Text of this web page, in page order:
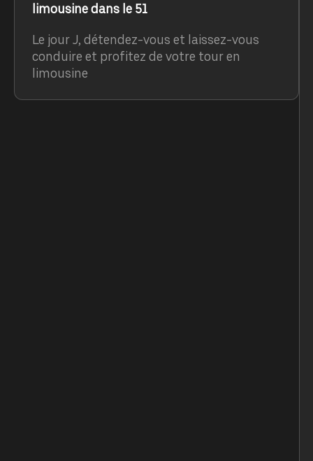
limousine dans le 51
Le jour J, détendez-vous et laissez-vous
conduire et profitez de votre tour en
limousine